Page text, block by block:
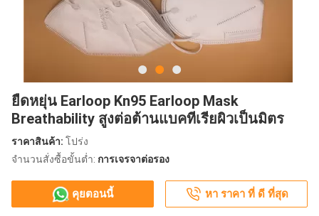
ยืดหยุ่น Earloop Kn95 Earloop Mask
Breathability สูงต่อต้านแบคทีเรียผิวเป็นมิตร
ราคาสินค้า: โปร่ง
จำนวนสั่งซื้อขั้นต่ำ: การเจรจาต่อรอง
คุยตอนนี้ หา ราคา ที่ ดี ที่สุด